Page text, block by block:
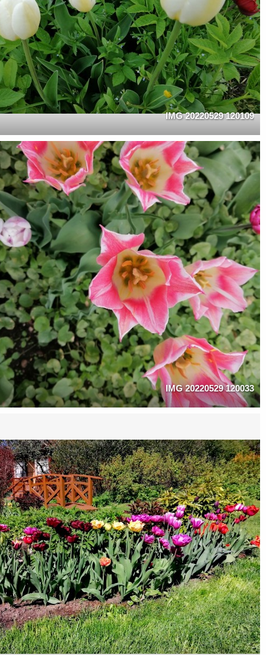
IMG 20220529 120109
IMG 20220529 120033